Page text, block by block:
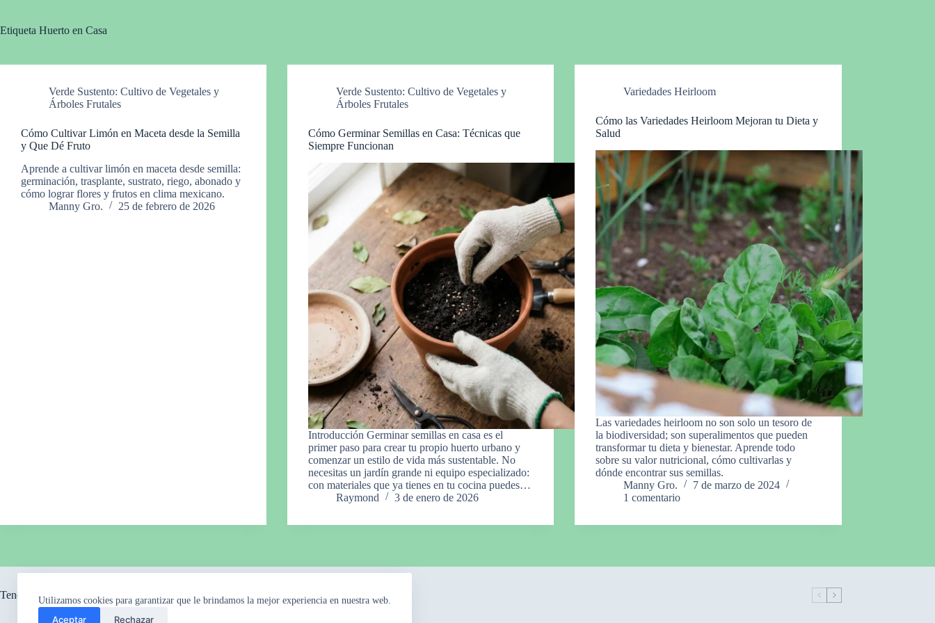
Utilizamos cookies para garantizar que le brindamos la mejor experiencia en nuestra web.
Aceptar Rechazar
Etiqueta Huerto en Casa
Verde Sustento: Cultivo de Vegetales y
Árboles Frutales
Cómo Cultivar Limón en Maceta desde la Semilla
y Que Dé Fruto
Aprende a cultivar limón en maceta desde semilla:
germinación, trasplante, sustrato, riego, abonado y
cómo lograr flores y frutos en clima mexicano.
Manny Gro.
25 de febrero de 2026
Verde Sustento: Cultivo de Vegetales y
Árboles Frutales
Cómo Germinar Semillas en Casa: Técnicas que
Siempre Funcionan
Introducción Germinar semillas en casa es el
primer paso para crear tu propio huerto urbano y
comenzar un estilo de vida más sustentable. No
necesitas un jardín grande ni equipo especializado:
con materiales que ya tienes en tu cocina puedes…
Raymond
3 de enero de 2026
Variedades Heirloom
Cómo las Variedades Heirloom Mejoran tu Dieta y
Salud
Las variedades heirloom no son solo un tesoro de
la biodiversidad; son superalimentos que pueden
transformar tu dieta y bienestar. Aprende todo
sobre su valor nutricional, cómo cultivarlas y
dónde encontrar sus semillas.
Manny Gro.
7 de marzo de 2024
1 comentario
Tendencia ahora